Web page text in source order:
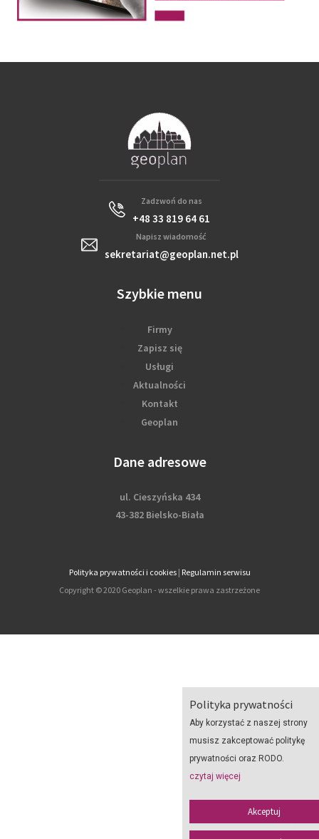
Polityka prywatności
Aby korzystać z naszej strony
musisz zakceptować politykę
prywatności oraz RODO.
czytaj więcej
Akceptuj
Zadzwoń do nas
+48 33 819 64 61
Napisz wiadomość
sekretariat@geoplan.net.pl
Szybkie menu
Firmy
Zapisz się
Usługi
Aktualności
Kontakt
Geoplan
Dane adresowe
ul. Cieszyńska 434
43-382 Bielsko-Biała
Polityka prywatności i cookies| Regulamin serwisu
Copyright © 2020 Geoplan - wszelkie prawa zastrzeżone